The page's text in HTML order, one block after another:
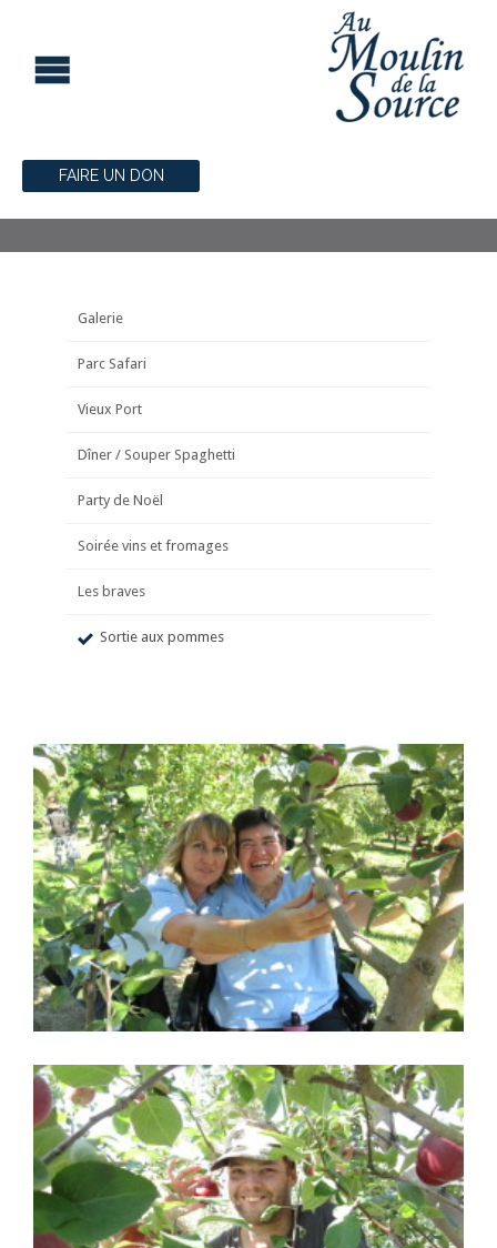
FAIRE UN DON
Galerie
Parc Safari
Vieux Port
Dîner / Souper Spaghetti
Party de Noël
Soirée vins et fromages
Les braves
Sortie aux pommes